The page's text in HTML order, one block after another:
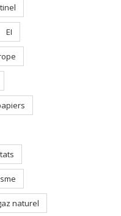
EI
naturel